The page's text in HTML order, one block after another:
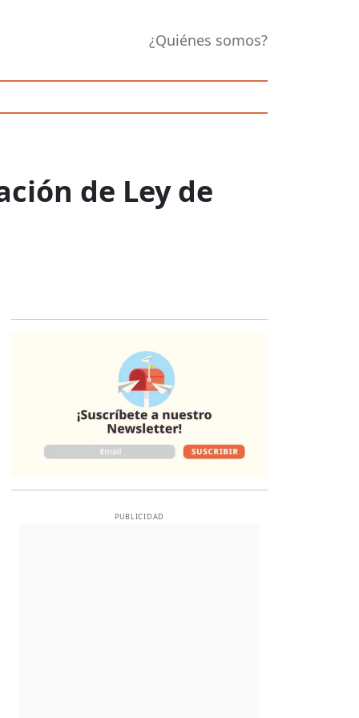
¿Quiénes somos?
de Ley de
PUBLICIDAD